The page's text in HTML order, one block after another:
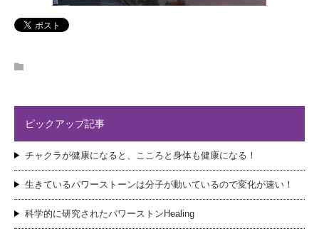
ピックアップ記事
チャクラが健康になると、こころと身体も健康になる！
生きているパワーストーンは分子が動いているので変化が速い！
科学的に研究されたパワーストンHealing